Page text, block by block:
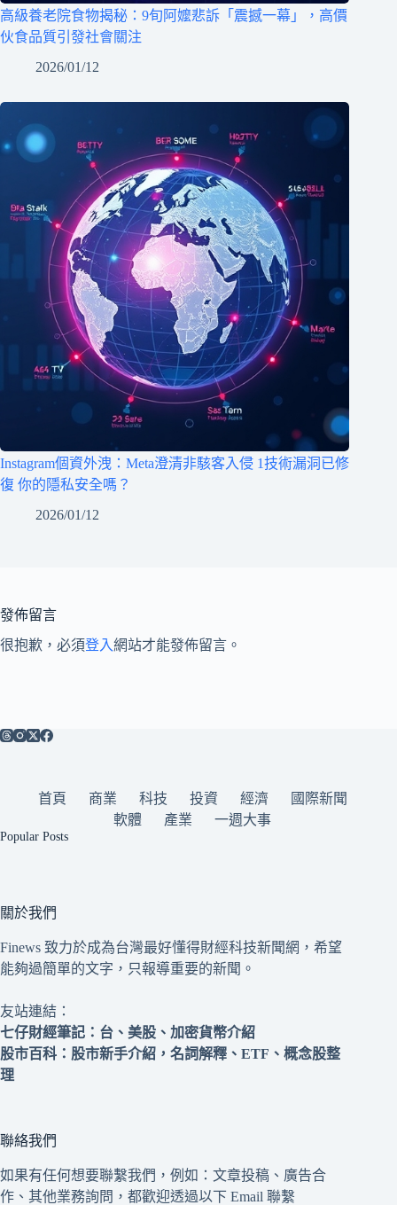
高級養老院食物揭秘：9旬阿嬤悲訴「震撼一幕」，高價
伙食品質引發社會關注
2026/01/12
Instagram個資外洩：Meta澄清非駭客入侵 1技術漏洞已修
復 你的隱私安全嗎？
2026/01/12
發佈留言
很抱歉，必須登入網站才能發佈留言。
首頁 商業 科技 投資 經濟
國際新聞
軟體
產業 一週大事
Popular Posts
關於我們
Finews 致力於成為台灣最好懂得財經科技新聞網，希望
能夠過簡單的文字，只報導重要的新聞。
友站連結：
七仔財經筆記 ：台、美股、加密貨幣介紹
股市百科 ：股市新手介紹，名詞解釋、ETF、概念股整
理
聯絡我們
如果有任何想要聯繫我們，例如：文章投稿、廣告合
作、其他業務詢問，都歡迎透過以下 Email 聯繫